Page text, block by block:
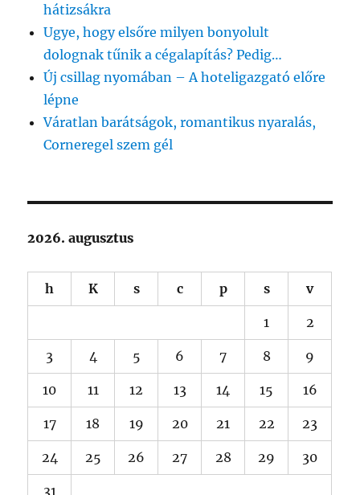
hátizsákra
Ugye, hogy elsőre milyen bonyolult
dolognak tűnik a cégalapítás? Pedig…
Új csillag nyomában – A hoteligazgató előre
lépne
Váratlan barátságok, romantikus nyaralás,
Corneregel szem gél
2026. augusztus
h K s c p s v
1 2
3 4 5 6 7 8 9
10 11 12 13 14 15 16
17 18 19 20 21 22 23
24 25 26 27 28 29 30
31